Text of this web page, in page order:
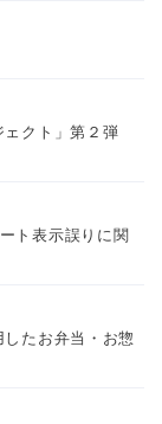
クト」第２弾
ト表示誤りに関
たお弁当・お惣